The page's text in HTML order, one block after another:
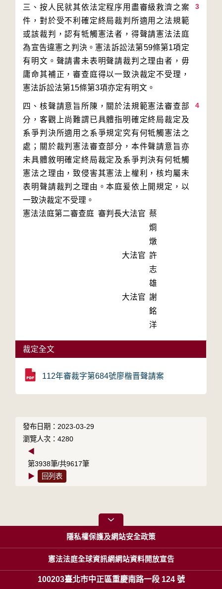
3
三、按人民就其依法定程序用盡審級救濟之案
件，對於受不利確定終局裁判所適用之法規範
或該裁判，認有牴觸憲法者，得聲請憲法法庭
為宣告違憲之判決。憲法訴訟法第59條第1項定
有明文。聲請書未表明聲請裁判之理由者，毋
庸命其補正，審查庭得以一致決裁定不受理，
4
四、核聲請意旨所陳，關於法規範憲法審查部
分，客觀上尚難謂已具體指明確定終局裁定及
系爭判決所適用之系爭規定究有何牴觸憲法之
處；關於裁判憲法審查部分，本件聲請意旨亦
未具體敘明確定終局裁定及系爭判決有何牴觸
憲法之理由，致侵害其憲法上權利，核均屬未
表明聲請裁判之理由。本庭爰依上開規定，以
一致決裁定不受理。
憲法法庭第二審查庭 審判長大法官 蔡
烱
燉
大法官 許
志
雄
大法官 謝
銘
洋
裁定全文
112年審裁字第684號廖楷晋聲請案
發布日期：2023-03-29
瀏覽人次：4280
◀
第3938筆/共9617筆
▶
回列表
隱私權保護及網站安全政策
憲法法庭全球資訊網網站資料開放宣告
100203臺北市中正區重慶南路一段 124 號